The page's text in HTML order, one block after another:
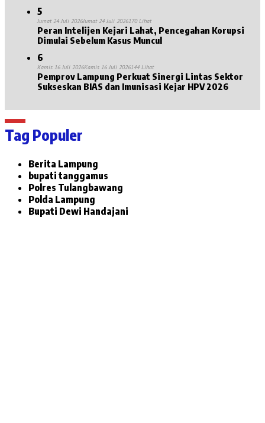
5
Jumat 24 Juli 2026Jumat 24 Juli 2026170 Lihat
Peran Intelijen Kejari Lahat, Pencegahan Korupsi
Dimulai Sebelum Kasus Muncul
6
Kamis 16 Juli 2026Kamis 16 Juli 2026144 Lihat
Pemprov Lampung Perkuat Sinergi Lintas Sektor
Sukseskan BIAS dan Imunisasi Kejar HPV 2026
Tag Populer
Berita Lampung
bupati tanggamus
Polres Tulangbawang
Polda Lampung
Bupati Dewi Handajani